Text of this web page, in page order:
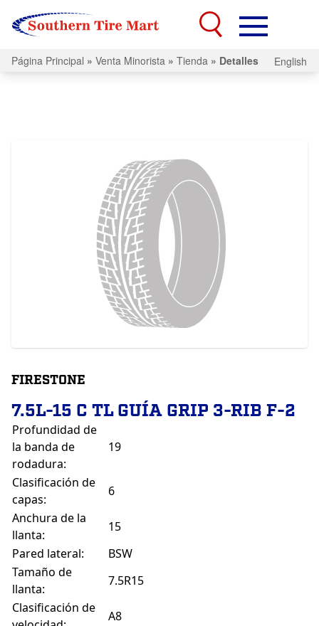
Página Principal » Venta Minorista » Tienda » Detalles English
FIRESTONE
7.5L-15 C TL GUÍA GRIP 3-RIB F-2
Profundidad de
la banda de
rodadura:
19
Clasificación de
capas:
6
Anchura de la
llanta:
15
Pared lateral:
BSW
Tamaño de
llanta:
7.5R15
Clasificación de
A8